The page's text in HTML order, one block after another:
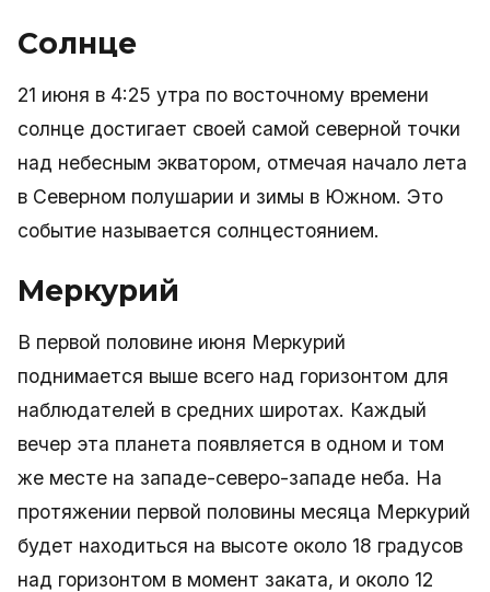
Солнце
21 июня в 4:25 утра по восточному времени
солнце достигает своей самой северной точки
над небесным экватором, отмечая начало лета
в Северном полушарии и зимы в Южном. Это
событие называется солнцестоянием.
Меркурий
В первой половине июня Меркурий
поднимается выше всего над горизонтом для
наблюдателей в средних широтах. Каждый
вечер эта планета появляется в одном и том
же месте на западе-северо-западе неба. На
протяжении первой половины месяца Меркурий
будет находиться на высоте около 18 градусов
над горизонтом в момент заката, и около 12